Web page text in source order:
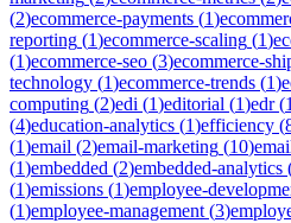
(2)ecommerce-payments (1)
reporting (1)ecommerce-scaling (1)
(1)ecommerce-seo (3)ecommerce-
technology (1)ecommerce-trends (1)
computing (2)edi (1)editorial (1)edr(1
(4)education-analytics (1)efficiency (
(1)email (2)email-marketing (10)
(1)embedded (2)embedded-analytics
(1)emissions (1)employee-
(1)employee-management (3)